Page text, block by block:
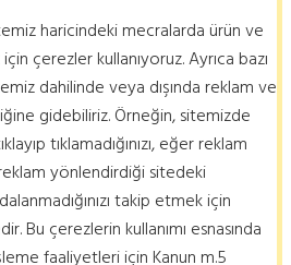
haricindeki mecralarda ürün ve
çerezler kullanıyoruz. Ayrıca bazı
dahilinde veya dışında reklam ve
gidebiliriz. Örneğin, sitemizde
tıklamadığınızı, eğer reklam
yönlendirdiği sitedeki
takip etmek için
Bu çerezlerin kullanımı esnasında
faaliyetleri için Kanun m.5